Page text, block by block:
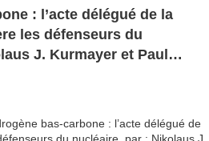
: l’acte délégué de la
les défenseurs du
J. Kurmayer et Paul